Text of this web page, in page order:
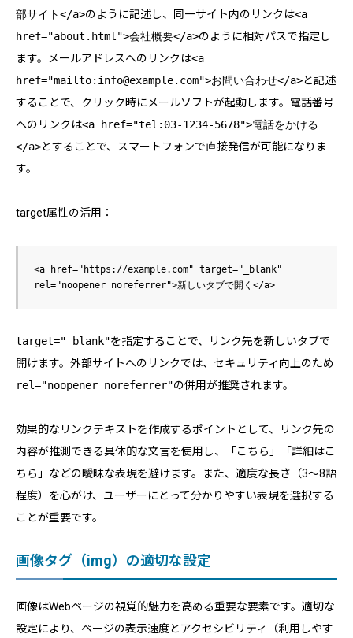
部サイト</a>のように記述し、同一サイト内のリンクは<a
href="about.html">会社概要</a>のように相対パスで指定し
ます。メールアドレスへのリンクは<a
href="mailto:info@example.com">お問い合わせ</a>と記述
することで、クリック時にメールソフトが起動します。電話番号
へのリンクは<a href="tel:03-1234-5678">電話をかける
</a>とすることで、スマートフォンで直接発信が可能になりま
す。
target属性の活用：
<a href="https://example.com" target="_blank"
target="_blank"を指定することで、リンク先を新しいタブで
開けます。外部サイトへのリンクでは、セキュリティ向上のため
rel="noopener noreferrer"の併用が推奨されます。
効果的なリンクテキストを作成するポイントとして、リンク先の
内容が推測できる具体的な文言を使用し、「こちら」「詳細はこ
ちら」などの曖昧な表現を避けます。また、適度な長さ（3〜8語
程度）を心がけ、ユーザーにとって分かりやすい表現を選択する
ことが重要です。
画像タグ（img）の適切な設定
画像はWebページの視覚的魅力を高める重要な要素です。適切な
設定により、ページの表示速度とアクセシビリティ（利用しやす